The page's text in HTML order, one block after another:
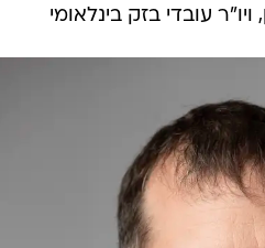
עובדי בזק בינלאומי